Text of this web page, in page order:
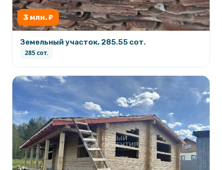
3 млн. ₽
Земельный участок, 285.55 сот.
285 сот.